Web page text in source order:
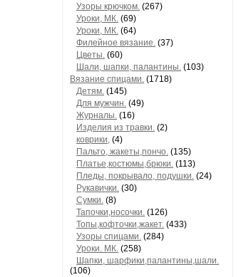
Узоры крючком. (267)
Уроки, МК. (69)
Уроки, МК. (64)
Филейное вязание. (37)
Цветы. (60)
Шали, шапки, палантины. (103)
Вязание спицами. (1718)
Детям. (145)
Для мужчин. (49)
Журналы. (16)
Изделия из травки. (2)
коврики, (4)
Пальто, жакеты,пончо. (135)
Платье,костюмы,брюки. (113)
Пледы, покрывало, подушки. (24)
Рукавички. (30)
Сумки. (8)
Тапочки,носочки. (126)
Топы,кофточки,жакет. (433)
Узоры спицами. (284)
Уроки. МК. (258)
Шапки, шарфики,палантины,шали.
(106)